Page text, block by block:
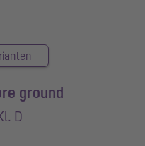
ground
D